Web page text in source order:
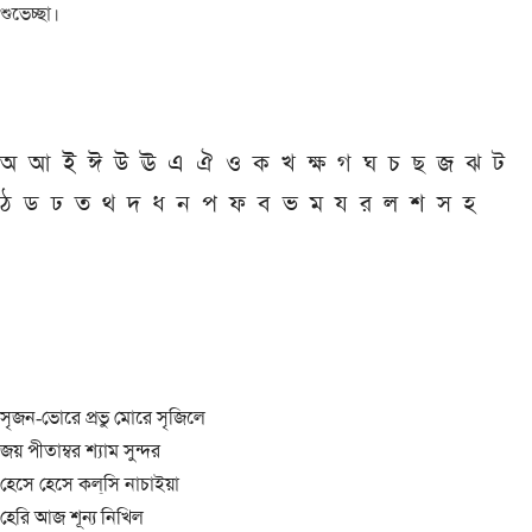
শুভেচ্ছা।
অ আ ই ঈ উ ঊ এ ঐ ও ক খ ক্ষ গ ঘ চ ছ জ ঝ ট
ঠ ড ঢ ত থ দ ধ ন প ফ ব ভ ম য র ল শ স হ
সৃজন-ভোরে প্রভু মোরে সৃজিলে
জয় পীতাম্বর শ্যাম সুন্দর
হেসে হেসে কল্‌সি নাচাইয়া
হেরি আজ শূন্য নিখিল